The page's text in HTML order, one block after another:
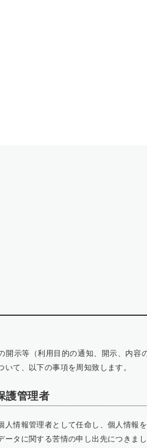
開示等（利用目的の通知、開示、内
いて、以下の事項を周知致します。
護管理者
人情報管理者として任命し、個人情報
ータに関する苦情の申し出先につきま